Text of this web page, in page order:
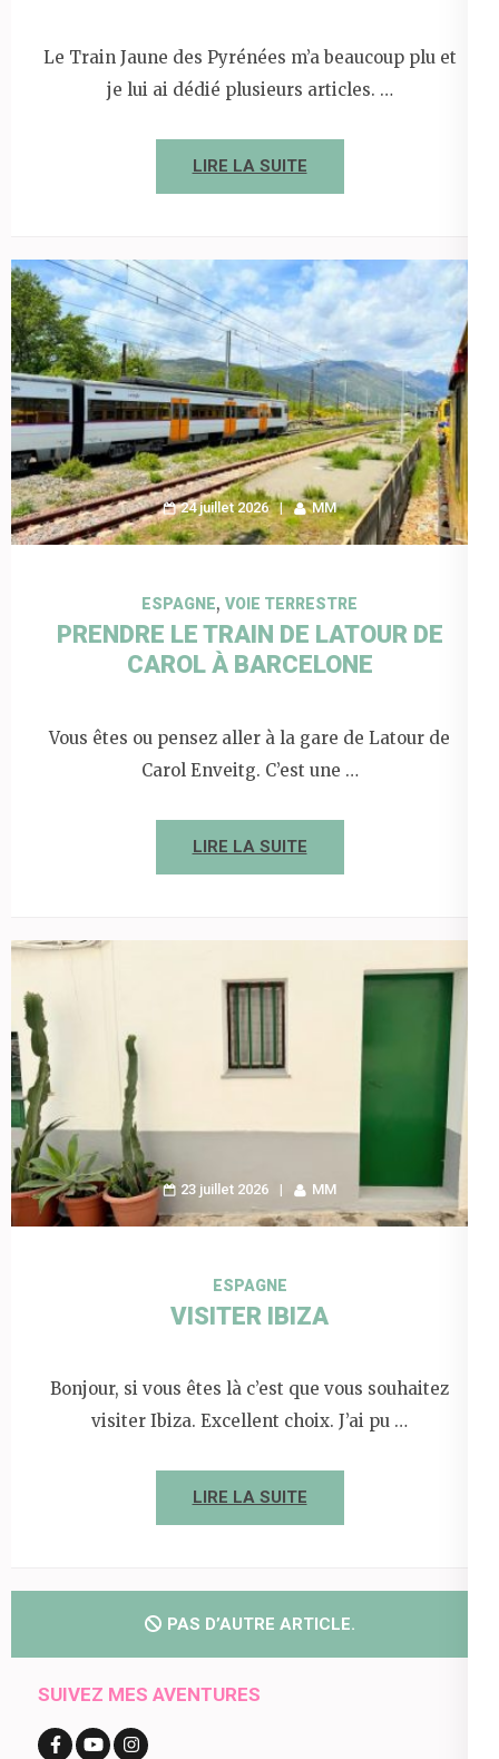
Le Train Jaune des Pyrénées m’a beaucoup plu et
je lui ai dédié plusieurs articles. …
LIRE LA SUITE
24 juillet 2026 MM
ESPAGNE, VOIE TERRESTRE
PRENDRE LE TRAIN DE LATOUR DE
CAROL À BARCELONE
Vous êtes ou pensez aller à la gare de Latour de
Carol Enveitg. C’est une …
LIRE LA SUITE
23 juillet 2026 MM
ESPAGNE
VISITER IBIZA
Bonjour, si vous êtes là c’est que vous souhaitez
visiter Ibiza. Excellent choix. J’ai pu …
LIRE LA SUITE
PAS D’AUTRE ARTICLE.
SUIVEZ MES AVENTURES